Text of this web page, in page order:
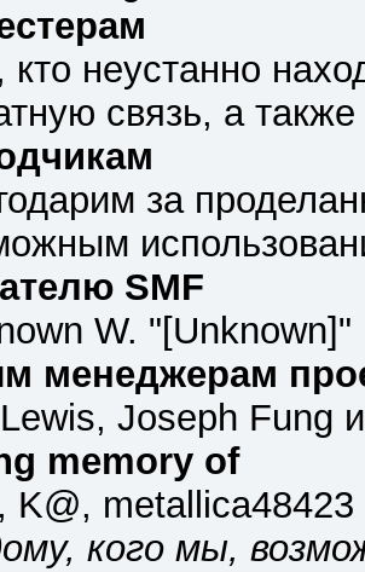
кто неустанно
связь, а
за
SMF
W.
менеджерам
Joseph Fung
memory of
K@,
кого мы,